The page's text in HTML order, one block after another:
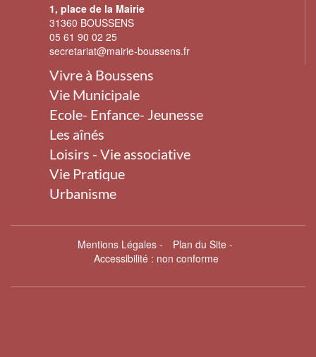
1, place de la Mairie
31360 BOUSSENS
05 61 90 02 25
secretariat@mairie-boussens.fr
Vivre à Boussens
Vie Municipale
Ecole- Enfance- Jeunesse
Les aînés
Loisirs - Vie associative
Vie Pratique
Urbanisme
Mentions Légales- Plan du Site-
Accessibilité : non conforme